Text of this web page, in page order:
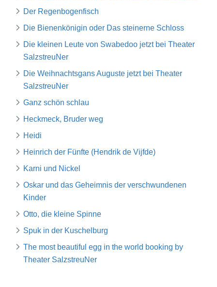
Der Regenbogenfisch
Die Bienenkönigin oder Das steinerne Schloss
Die kleinen Leute von Swabedoo jetzt bei Theater
SalzstreuNer
Die Weihnachtsgans Auguste jetzt bei Theater
SalzstreuNer
Ganz schön schlau
Heckmeck, Bruder weg
Heidi
Heinrich der Fünfte (Hendrik de Vijfde)
Karni und Nickel
Oskar und das Geheimnis der verschwundenen
Kinder
Otto, die kleine Spinne
Spuk in der Kuschelburg
The most beautiful egg in the world booking by
Theater SalzstreuNer